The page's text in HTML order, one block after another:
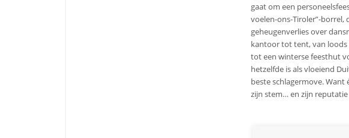
gaat om een
voelen-ons-Tiroler”-borrel,
geheugenverlies over
kantoor tot tent, van
tot een winterse feesthut
hetzelfde is als vloeiend
beste schlagermove.
zijn stem… en zijn